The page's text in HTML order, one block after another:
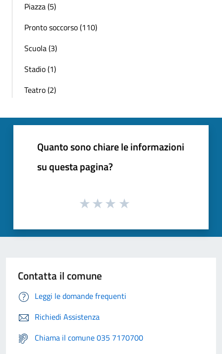
Piazza (5)
Pronto soccorso (110)
Scuola (3)
Stadio (1)
Teatro (2)
Quanto sono chiare le informazioni
su questa pagina?
Contatta il comune
Leggi le domande frequenti
Richiedi Assistenza
Chiama il comune 035 7170700